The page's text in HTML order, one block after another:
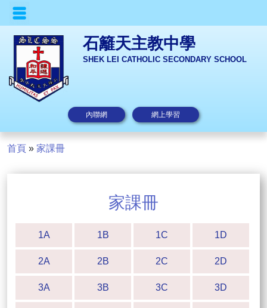
石籬天主教中學
SHEK LEI CATHOLIC SECONDARY SCHOOL
內聯網 網上學習
首頁 » 家課冊
家課冊
1A 1B 1C 1D
2A 2B 2C 2D
3A 3B 3C 3D